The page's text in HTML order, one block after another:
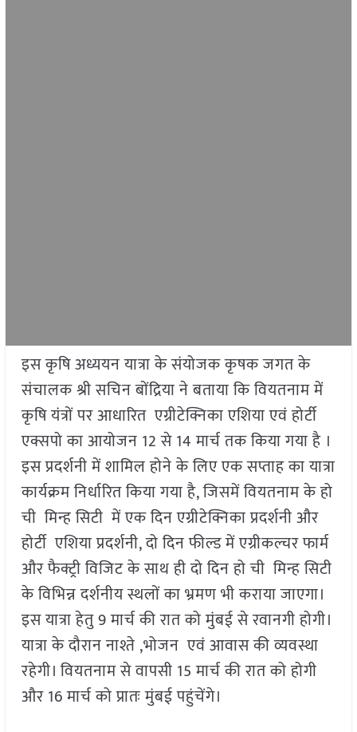
इस कृषि अध्ययन यात्रा के संयोजक कृषक जगत के
संचालक श्री सचिन बोंद्रिया ने बताया कि वियतनाम में
कृषि यंत्रों पर आधारित एग्रीटेक्निका एशिया एवं होर्टी
एक्सपो का आयोजन 12 से 14 मार्च तक किया गया है ।
इस प्रदर्शनी में शामिल होने के लिए एक सप्ताह का यात्रा
कार्यक्रम निर्धारित किया गया है, जिसमें वियतनाम के हो
ची मिन्ह सिटी में एक दिन एग्रीटेक्निका प्रदर्शनी और
होर्टी एशिया प्रदर्शनी, दो दिन फील्ड में एग्रीकल्चर फार्म
और फैक्ट्री विजिट के साथ ही दो दिन हो ची मिन्ह सिटी
के विभिन्न दर्शनीय स्थलों का भ्रमण भी कराया जाएगा।
इस यात्रा हेतु 9 मार्च की रात को मुंबई से रवानगी होगी।
यात्रा के दौरान नाश्ते ,भोजन एवं आवास की व्यवस्था
रहेगी। वियतनाम से वापसी 15 मार्च की रात को होगी
और 16 मार्च को प्रातः मुंबई पहुंचेंगे।